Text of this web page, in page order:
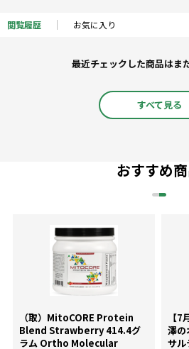
閲覧履歴 お気に入り
最近チェックした商品はま
すべて見る
おすすめ
（取）MitoCORE Protein
Blend Strawberry 414.4グ
ラム Ortho Molecular
【
澤の
サル